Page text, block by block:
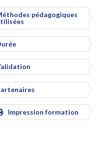
pédagogiques
Impression formation